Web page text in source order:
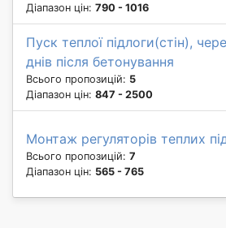
Діапазон цін: 790 - 1016
Пуск теплої підлоги(стін),
днів після бетонування
Всього пропозицій: 5
Діапазон цін: 847 - 2500
Монтаж регуляторів теплих
Всього пропозицій: 7
Діапазон цін: 565 - 765